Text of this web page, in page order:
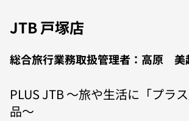
JTB 戸塚店
総合旅行業務取扱管理者：高原 美
PLUS JTB 〜旅や生活に「プラ
品〜